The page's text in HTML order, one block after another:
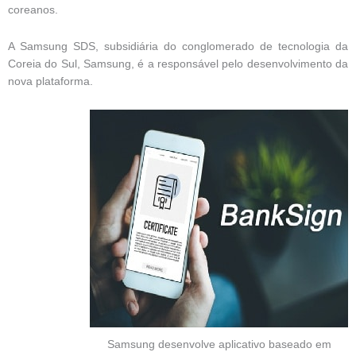
coreanos.
A Samsung SDS, subsidiária do conglomerado de tecnologia da
Coreia do Sul, Samsung, é a responsável pelo desenvolvimento da
nova plataforma.
Samsung desenvolve aplicativo baseado em